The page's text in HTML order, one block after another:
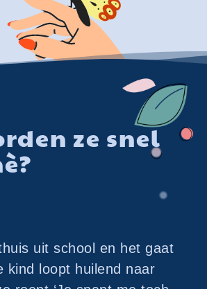
ze snel
uit school en het gaat
kind loopt huilend naar